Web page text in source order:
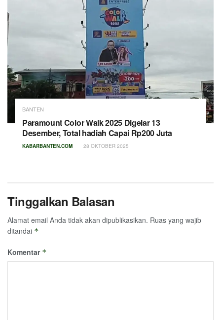
BANTEN
Paramount Color Walk 2025 Digelar 13
Desember, Total hadiah Capai Rp200 Juta
KABARBANTEN.COM 28 OKTOBER 2025
Tinggalkan Balasan
Alamat email Anda tidak akan dipublikasikan. Ruas yang wajib
ditandai *
Komentar *